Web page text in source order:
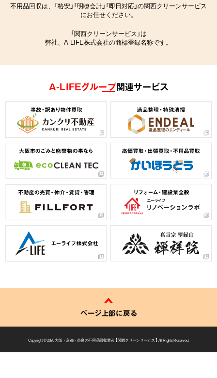
不用品回収は、「格安」「明瞭会計」「即日対応」の関西クリーンサービス
にお任せください。
「関西クリーンサービス」は
弊社、A-LIFE株式会社の商標登録名称です。
A-LIFEグループ関連サービス
ページ上部に戻る
Copyright © 2026大阪・京都・奈良の不用品回収業者 【 関西クリーンサービス 】 All Rights Reserved.